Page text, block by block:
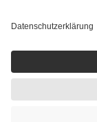
getroffen, um
https://
Einige Bilder und